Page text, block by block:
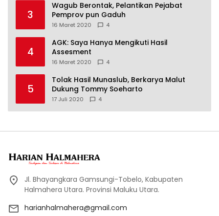
3
Wagub Berontak, Pelantikan Pejabat
Pemprov pun Gaduh
16 Maret 2020 4
4
AGK: Saya Hanya Mengikuti Hasil
Assesment
16 Maret 2020 4
5
Tolak Hasil Munaslub, Berkarya Malut
Dukung Tommy Soeharto
17 Juli 2020 4
Jl. Bhayangkara Gamsungi-Tobelo, Kabupaten
Halmahera Utara. Provinsi Maluku Utara.
harianhalmahera@gmail.com